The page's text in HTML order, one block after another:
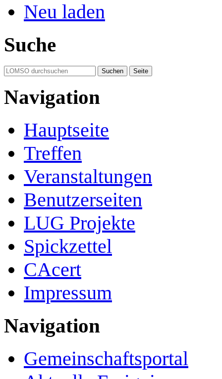
Neu laden
Suche
Navigation
Hauptseite
Treffen
Veranstaltungen
Benutzerseiten
LUG Projekte
Spickzettel
CAcert
Impressum
Navigation
Gemeinschafts­portal